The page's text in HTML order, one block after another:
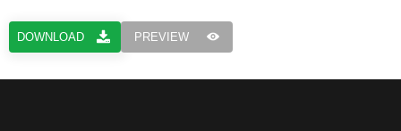
DOWNLOAD PREVIEW